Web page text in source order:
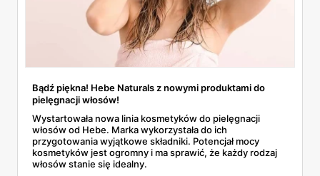
Bądź piękna! Hebe Naturals z nowymi produktami do
pielęgnacji włosów!
Wystartowała nowa linia kosmetyków do pielęgnacji
włosów od Hebe. Marka wykorzystała do ich
przygotowania wyjątkowe składniki. Potencjał mocy
kosmetyków jest ogromny i ma sprawić, że każdy rodzaj
włosów stanie się idealny.